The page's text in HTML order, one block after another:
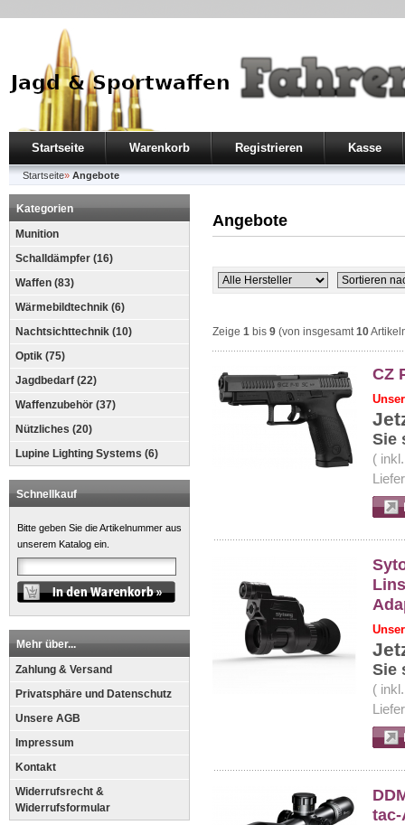
Startseite Warenkorb Registrieren Kasse
Startseite» Angebote
Kategorien
Munition
Schalldämpfer (16)
Waffen (83)
Wärmebildtechnik (6)
Nachtsichttechnik (10)
Optik (75)
Jagdbedarf (22)
Waffenzubehör (37)
Nützliches (20)
Lupine Lighting Systems (6)
Schnellkauf
Bitte geben Sie die Artikelnummer aus
unserem Katalog ein.
Mehr über...
Zahlung & Versand
Privatsphäre und Datenschutz
Unsere AGB
Impressum
Kontakt
Widerrufsrecht &
Widerrufsformular
Angebote
Zeige 1 bis 9 (von insgesamt10
CZ
Sie
(
Sie
(
tac-